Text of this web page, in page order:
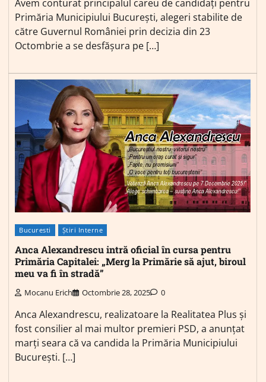
Avem conturat principalul careu de candidați pentru
Primăria Municipiului București, alegeri stabilite de
către Guvernul României prin decizia din 23
Octombrie a se desfășura pe […]
Bucuresti Știri Interne
Anca Alexandrescu intră oficial în cursa pentru
Primăria Capitalei: „Merg la Primărie să ajut, biroul
meu va fi în stradă”
Mocanu Erich Octombrie 28, 2025 0
Anca Alexandrescu, realizatoare la Realitatea Plus și
fost consilier al mai multor premieri PSD, a anunțat
marți seara că va candida la Primăria Municipiului
București. […]